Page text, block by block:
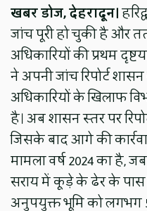
खबर डोज, देहरादून।
जांच पूरी हो चुकी है और
अधिकारियों की प्रथम
ने अपनी जांच रिपोर्ट
अधिकारियों के खिलाफ
है। अब शासन स्तर पर
जिसके बाद आगे की
मामला वर्ष 2024 का है,
सराय में कूड़े के ढेर के पास
अनुपयुक्त भूमि को लगभग